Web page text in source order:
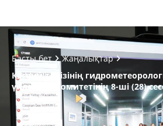
Басты бет
Жаңалықтар
Каспий теңізінің
үйлестіру комитетінің 8-ші (28)